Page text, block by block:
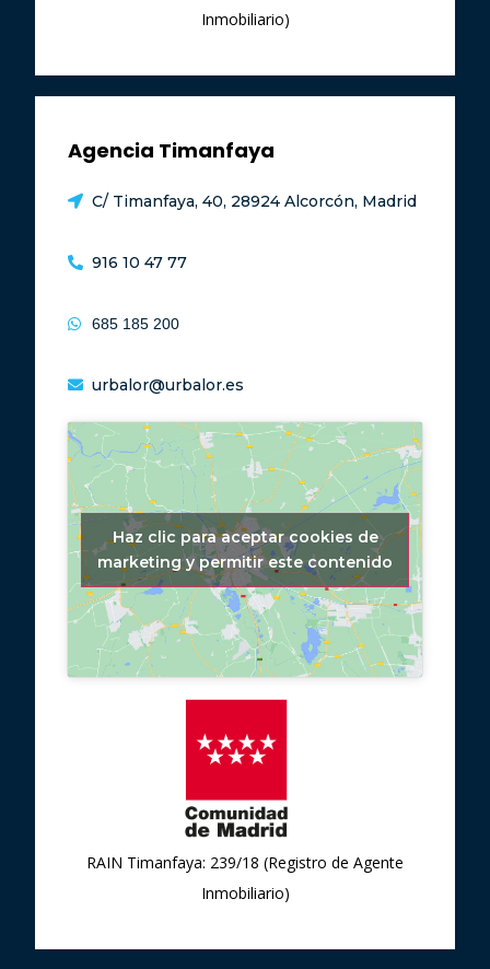
Inmobiliario)
Agencia Timanfaya
C/ Timanfaya, 40, 28924 Alcorcón, Madrid
916 10 47 77
685 185 200
urbalor@urbalor.es
Haz clic para aceptar cookies de
marketing y permitir este contenido
RAIN Timanfaya: 239/18 (Registro de Agente
Inmobiliario)